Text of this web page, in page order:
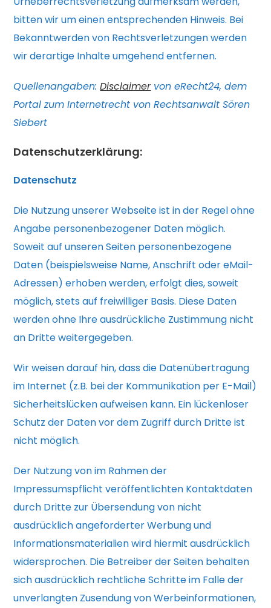
bitten wir um einen entsprechenden Hinweis. Bei
Bekanntwerden von Rechtsverletzungen werden
wir derartige Inhalte umgehend entfernen.
Quellenangaben:Disclaimervon eRecht24, dem
Portal zum Internetrecht von Rechtsanwalt Sören
Siebert
Datenschutzerklärung:
Datenschutz
Die Nutzung unserer Webseite ist in der Regel ohne
Angabe personenbezogener Daten möglich.
Soweit auf unseren Seiten personenbezogene
Daten (beispielsweise Name, Anschrift oder eMail-
Adressen) erhoben werden, erfolgt dies, soweit
möglich, stets auf freiwilliger Basis. Diese Daten
werden ohne Ihre ausdrückliche Zustimmung nicht
an Dritte weitergegeben.
Wir weisen darauf hin, dass die Datenübertragung
im Internet (z.B. bei der Kommunikation per E-Mail)
Sicherheitslücken aufweisen kann. Ein lückenloser
Schutz der Daten vor dem Zugriff durch Dritte ist
nicht möglich.
Der Nutzung von im Rahmen der
Impressumspflicht veröffentlichten Kontaktdaten
durch Dritte zur Übersendung von nicht
ausdrücklich angeforderter Werbung und
Informationsmaterialien wird hiermit ausdrücklich
widersprochen. Die Betreiber der Seiten behalten
sich ausdrücklich rechtliche Schritte im Falle der
unverlangten Zusendung von Werbeinformationen,